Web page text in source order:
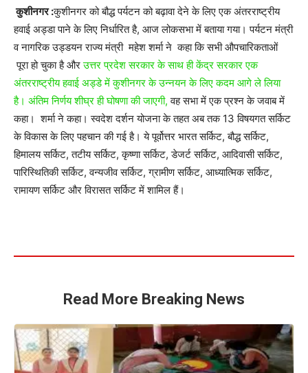
कुशीनगर :कुशीनगर को बौद्ध पर्यटन को बढ़ावा देने के लिए एक अंतरराष्ट्रीय
हवाई अड्डा पाने के लिए निर्धारित है, आज लोकसभा में बताया गया। पर्यटन मंत्री
व नागरिक उड्डयन राज्य मंत्री महेश शर्मा ने कहा कि सभी औपचारिकताओं
पूरा हो चुका है औरउत्तर प्रदेश सरकार के साथ ही केंद्र सरकार एक
अंतरराष्ट्रीय हवाई अड्डे में कुशीनगर के उन्नयन के लिए कदम आगे ले लिया
है। अंतिम निर्णय शीघ्र ही घोषणा की जाएगी, वह सभा में एक प्रश्न के जवाब में
कहा। शर्मा ने कहा। स्वदेश दर्शन योजना के तहत अब तक 13 विषयगत सर्किट
के विकास के लिए पहचान की गई है। ये पूर्वोत्तर भारत सर्किट, बौद्ध सर्किट,
हिमालय सर्किट, तटीय सर्किट, कृष्णा सर्किट, डेजर्ट सर्किट, आदिवासी सर्किट,
पारिस्थितिकी सर्किट, वन्यजीव सर्किट, ग्रामीण सर्किट, आध्यात्मिक सर्किट,
रामायण सर्किट और विरासत सर्किट में शामिल हैं।
Read More Breaking News